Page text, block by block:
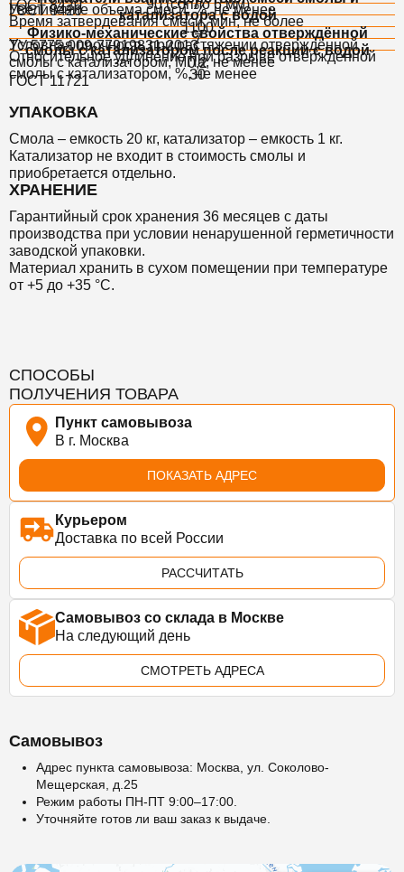
ГОСТ 8420
ГОСТ 8420 90 (сопло 6 мм)
катализатора с водой
Увеличение объема смеси, %, не менее
1100
ТУ 5775-009-77919831-2013
Время затвердевания смеси, мин, не более
7
Физико-механические свойства отверждённой
смолы с катализатором после реакции с водой
Условная прочность при растяжении отверждённой
смолы с катализатором, МПа, не менее
0,2
ГОСТ 11721
Относительное удлинение при разрыве отверждённой
смолы с катализатором, %, не менее
30
УПАКОВКА
Смола – емкость 20 кг, катализатор – емкость 1 кг.
Катализатор не входит в стоимость смолы и
приобретается отдельно.
ХРАНЕНИЕ
Гарантийный срок хранения 36 месяцев с даты
производства при условии ненарушенной герметичности
заводской упаковки.
Материал хранить в сухом помещении при температуре
от +5 до +35 °С.
СПОСОБЫ
ПОЛУЧЕНИЯ ТОВАРА
Пункт самовывоза
В г. Москва
ПОКАЗАТЬ АДРЕС
Курьером
Доставка по всей России
РАССЧИТАТЬ
Самовывоз со склада в Москве
На следующий день
СМОТРЕТЬ АДРЕСА
Самовывоз
Адрес пункта самовывоза: Москва, ул. Соколово-
Мещерская, д.25
Режим работы ПН-ПТ 9:00–17:00.
Уточняйте готов ли ваш заказ к выдаче.